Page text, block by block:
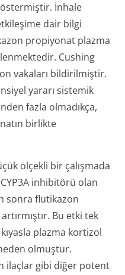
İnhale
dair bilgi
propiyonat plazma
Cushing
vakaları bildirilmiştir.
yararı sistemik
fazla olmadıkça,
birlikte
ölçekli bir çalışmada
inhibitörü olan
sonra flutikazon
Bu etki tek
plazma kortizol
olmuştur.
ilaçlar gibi diğer potent